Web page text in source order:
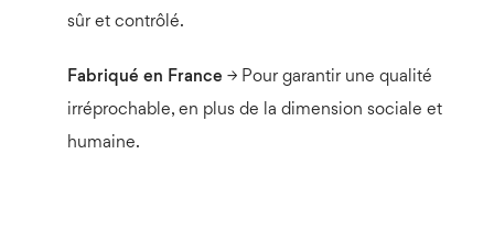
sûr et contrôlé.
Fabriqué en France → Pour garantir une qualité
irréprochable, en plus de la dimension sociale et
humaine.